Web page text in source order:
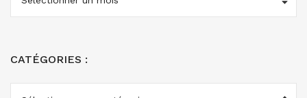
CATÉGORIES :
CATÉGORIES